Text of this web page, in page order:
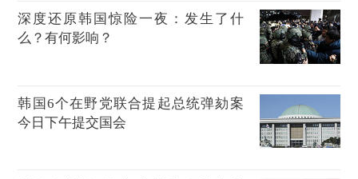
深度还原韩国惊险一夜：发生了什
么？有何影响？
韩国6个在野党联合提起总统弹劾案
今日下午提交国会